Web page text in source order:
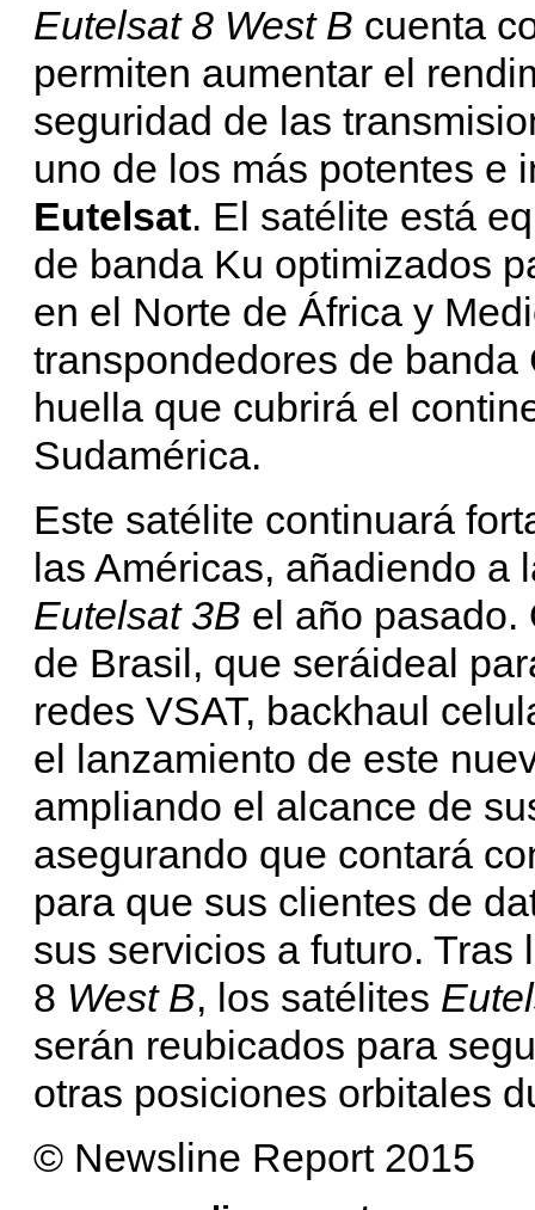
Eutelsat 8 West B cuenta
permiten aumentar el
seguridad de las
uno de los más potentes e
Eutelsat. El satélite está
de banda Ku optimizados
en el Norte de África y
transpondedores de
huella que cubrirá el
Sudamérica.
Este satélite continuará
las Américas, añadiendo a
Eutelsat 3B el año pasado.
de Brasil, que seráideal
redes VSAT, backhaul
el lanzamiento de este
ampliando el alcance de
asegurando que contará
para que sus clientes de
sus servicios a futuro.
8 West B, los satélites
serán reubicados para
otras posiciones orbitales
© Newsline Report 2015